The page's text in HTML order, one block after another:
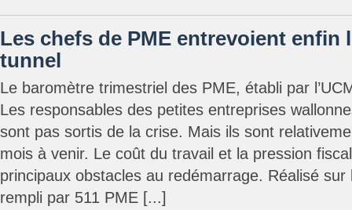
Les chefs de PME entrevoient enfin
tunnel
Le baromètre trimestriel des PME, établi par
Les responsables des petites entreprises
sont pas sortis de la crise. Mais ils sont
mois à venir. Le coût du travail et la pression
principaux obstacles au redémarrage. Réalisé sur
rempli par 511 PME [...]